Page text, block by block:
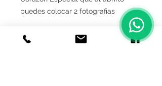
puedes colocar 2 fotografias
INFO DEL PRODUCTO